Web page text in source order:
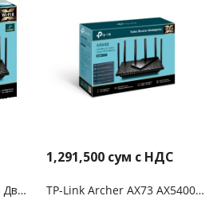
TP-Link Archer AX72 Pro Двухдиапазонный гигабитный маршрутизатор Wi-Fi 6 AX5400
1,291,500 сум с НДС
TP-Link Archer AX73 AX5400 Двухдиапазонный гигабитный Wi‑Fi 6 роутер